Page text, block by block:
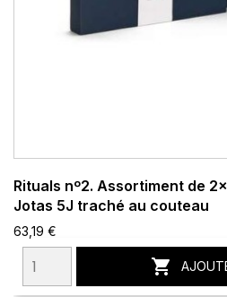
Rituals nº2. Assortiment de
Jotas 5J traché au couteau
63,19 €
